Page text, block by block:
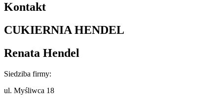
Kontakt
CUKIERNIA HENDEL
Renata Hendel
Siedziba firmy:
ul. Myśliwca 18